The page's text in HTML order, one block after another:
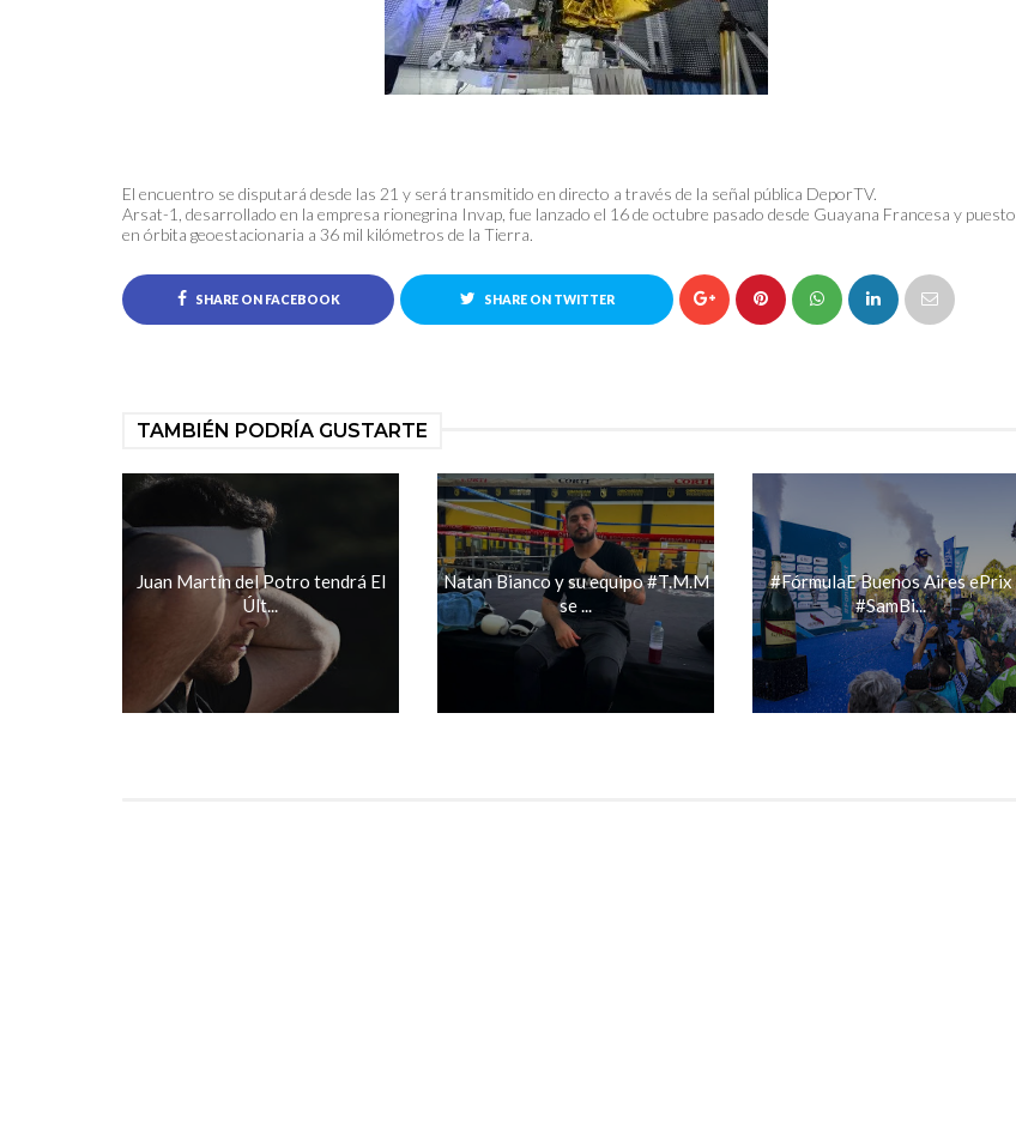
El encuentro se disputará desde las 21 y será transmitido en directo a través de la señal pública DeporTV.
Arsat-1, desarrollado en la empresa rionegrina Invap, fue lanzado el 16 de octubre pasado desde Guayana Francesa y puesto
en órbita geoestacionaria a 36 mil kilómetros de la Tierra.
SHARE ON FACEBOOK SHARE ON TWITTER
TAMBIÉN PODRÍA GUSTARTE
Juan Martín del Potro tendrá El
Últ...
Natan Bianco y su equipo #T.M.M
se ...
#FórmulaE Buenos Aires ePrix
#SamBi...